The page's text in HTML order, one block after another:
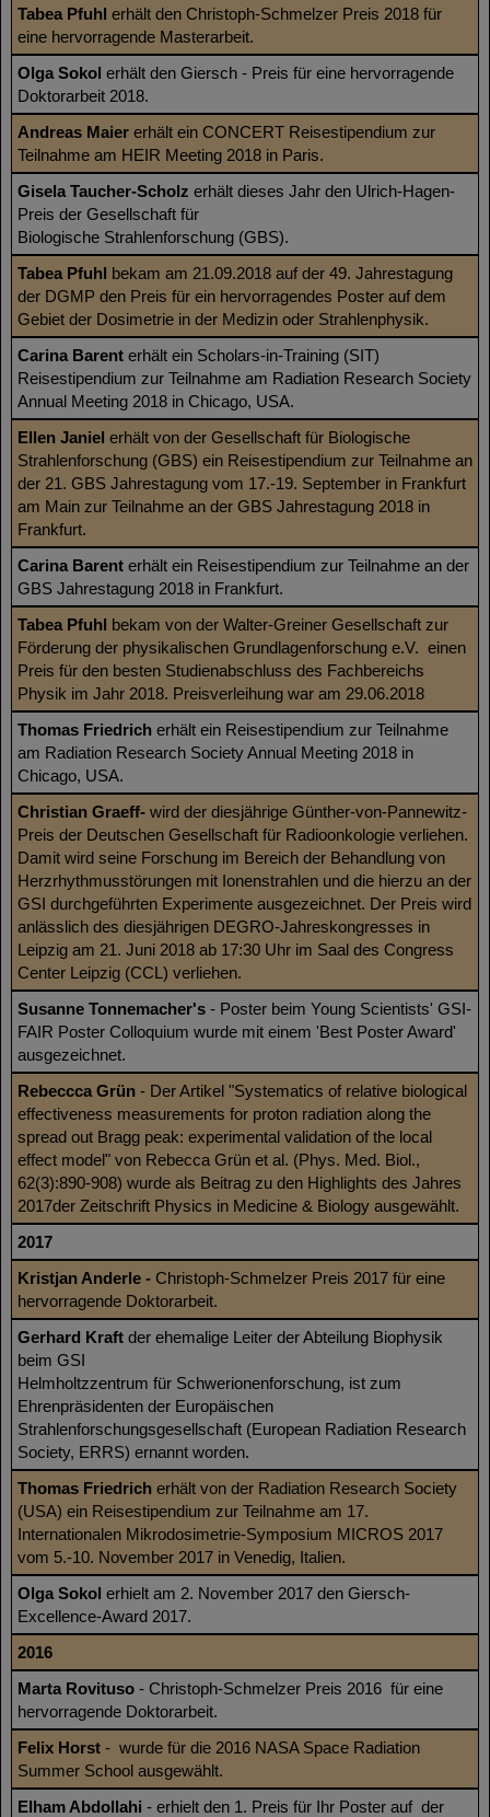
Tabea Pfuhl erhält den Christoph-Schmelzer Preis 2018 für
eine hervorragende Masterarbeit.
Olga Sokol erhält den Giersch - Preis für eine hervorragende
Doktorarbeit 2018.
Andreas Maier erhält ein CONCERT Reisestipendium zur
Teilnahme am HEIR Meeting 2018 in Paris.
Gisela Taucher-Scholz erhält dieses Jahr den Ulrich-Hagen-
Preis der Gesellschaft für
Biologische Strahlenforschung (GBS).
Tabea Pfuhl bekam am 21.09.2018 auf der 49. Jahrestagung
der DGMP den Preis für ein hervorragendes Poster auf dem
Gebiet der Dosimetrie in der Medizin oder Strahlenphysik.
Carina Barent erhält ein Scholars-in-Training (SIT)
Reisestipendium zur Teilnahme am Radiation Research Society
Annual Meeting 2018 in Chicago, USA.
Ellen Janiel erhält von der Gesellschaft für Biologische
Strahlenforschung (GBS) ein Reisestipendium zur Teilnahme an
der 21. GBS Jahrestagung vom 17.-19. September in Frankfurt
am Main zur Teilnahme an der GBS Jahrestagung 2018 in
Frankfurt.
Carina Barent erhält ein Reisestipendium zur Teilnahme an der
GBS Jahrestagung 2018 in Frankfurt.
Tabea Pfuhl bekam von der Walter-Greiner Gesellschaft zur
Förderung der physikalischen Grundlagenforschung e.V. einen
Preis für den besten Studienabschluss des Fachbereichs
Physik im Jahr 2018. Preisverleihung war am 29.06.2018
Thomas Friedrich erhält ein Reisestipendium zur Teilnahme
am Radiation Research Society Annual Meeting 2018 in
Chicago, USA.
Christian Graeff- wird der diesjährige Günther-von-Pannewitz-
Preis der Deutschen Gesellschaft für Radioonkologie verliehen.
Damit wird seine Forschung im Bereich der Behandlung von
Herzrhythmusstörungen mit Ionenstrahlen und die hierzu an der
GSI durchgeführten Experimente ausgezeichnet. Der Preis wird
anlässlich des diesjährigen DEGRO-Jahreskongresses in
Leipzig am 21. Juni 2018 ab 17:30 Uhr im Saal des Congress
Center Leipzig (CCL) verliehen.
Susanne Tonnemacher's - Poster beim Young Scientists' GSI-
FAIR Poster Colloquium wurde mit einem 'Best Poster Award'
ausgezeichnet.
Rebeccca Grün - Der Artikel "Systematics of relative biological
effectiveness measurements for proton radiation along the
spread out Bragg peak: experimental validation of the local
effect model" von Rebecca Grün et al. (Phys. Med. Biol.,
62(3):890-908) wurde als Beitrag zu den Highlights des Jahres
2017der Zeitschrift Physics in Medicine & Biology ausgewählt.
2017
Kristjan Anderle - Christoph-Schmelzer Preis 2017 für eine
hervorragende Doktorarbeit.
Gerhard Kraft der ehemalige Leiter der Abteilung Biophysik
beim GSI
Helmholtzzentrum für Schwerionenforschung, ist zum
Ehrenpräsidenten der Europäischen
Strahlenforschungsgesellschaft (European Radiation Research
Society, ERRS) ernannt worden.
Thomas Friedrich erhält von der Radiation Research Society
(USA) ein Reisestipendium zur Teilnahme am 17.
Internationalen Mikrodosimetrie-Symposium MICROS 2017
vom 5.-10. November 2017 in Venedig, Italien.
Olga Sokol erhielt am 2. November 2017 den Giersch-
Excellence-Award 2017.
2016
Marta Rovituso - Christoph-Schmelzer Preis 2016 für eine
hervorragende Doktorarbeit.
Felix Horst - wurde für die 2016 NASA Space Radiation
Summer School ausgewählt.
Elham Abdollahi - erhielt den 1. Preis für Ihr Poster auf der